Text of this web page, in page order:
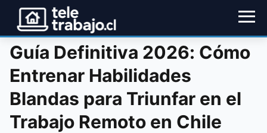
Guía Definitiva 2026: Cómo
Entrenar Habilidades
Blandas para Triunfar en el
Trabajo Remoto en Chile